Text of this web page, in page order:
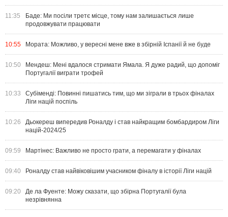
11:35
Баде: Ми посіли третє місце, тому нам залишається лише
продовжувати працювати
10:55 Мората: Можливо, у вересні мене вже в збірній Іспанії й не буде
10:50
Мендеш: Мені вдалося стримати Ямала. Я дуже радий, що допоміг
Португалії виграти трофей
10:33
Субіменді: Повинні пишатись тим, що ми зіграли в трьох фіналах
Ліги націй поспіль
10:26
Дьокереш випередив Роналду і став найкращим бомбардиром Ліги
націй-2024/25
09:59 Мартінес: Важливо не просто грати, а перемагати у фіналах
09:40 Роналду став найвіковішим учасником фіналу в історії Ліги націй
09:20
Де ла Фуенте: Можу сказати, що збірна Португалії була
незрівнянна